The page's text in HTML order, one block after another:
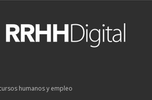
humanos y empleo